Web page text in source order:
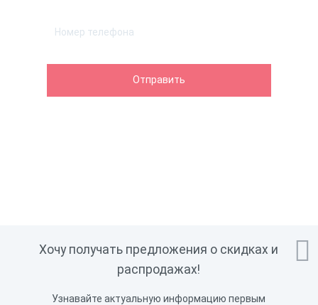

Хочу получать предложения о скидках и
распродажах!
Узнавайте актуальную информацию первым